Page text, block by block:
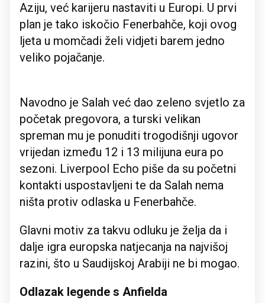
Aziju, već karijeru nastaviti u Europi. U prvi
plan je tako iskočio Fenerbahče, koji ovog
ljeta u momčadi želi vidjeti barem jedno
veliko pojačanje.
Navodno je Salah već dao zeleno svjetlo za
početak pregovora, a turski velikan
spreman mu je ponuditi trogodišnji ugovor
vrijedan između 12 i 13 milijuna eura po
sezoni. Liverpool Echo piše da su početni
kontakti uspostavljeni te da Salah nema
ništa protiv odlaska u Fenerbahče.
Glavni motiv za takvu odluku je želja da i
dalje igra europska natjecanja na najvišoj
razini, što u Saudijskoj Arabiji ne bi mogao.
Odlazak legende s Anfielda